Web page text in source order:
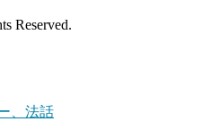
Reserved.
、法話